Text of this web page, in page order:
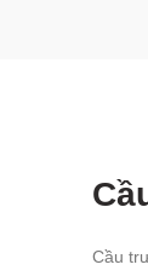
Cầu